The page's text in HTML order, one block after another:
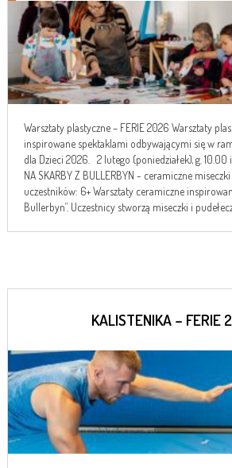
Warsztaty plastyczne – FERIE 2026 Warsztaty
inspirowane spektaklami odbywającymi się w
dla Dzieci 2026. 2 lutego (poniedziałek), g. 10.00 i
NA SKARBY Z BULLERBYN - ceramiczne
uczestników: 6+ Warsztaty ceramiczne
Bullerbyn”. Uczestnicy stworzą miseczki i
KALISTENIKA – FERIE